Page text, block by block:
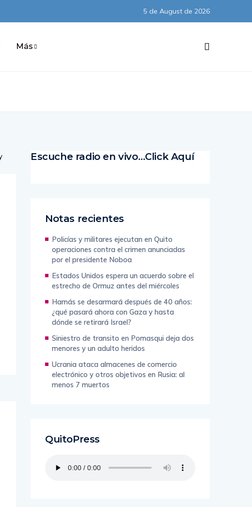
5 de August de 2026
Más
Escuche radio en vivo…Click Aquí
Notas recientes
Policías y militares ejecutan en Quito
operaciones contra el crimen anunciadas
por el presidente Noboa
Estados Unidos espera un acuerdo sobre el
estrecho de Ormuz antes del miércoles
Hamás se desarmará después de 40 años:
¿qué pasará ahora con Gaza y hasta
dónde se retirará Israel?
Siniestro de transito en Pomasqui deja dos
menores y un adulto heridos
Ucrania ataca almacenes de comercio
electrónico y otros objetivos en Rusia: al
menos 7 muertos
QuitoPress